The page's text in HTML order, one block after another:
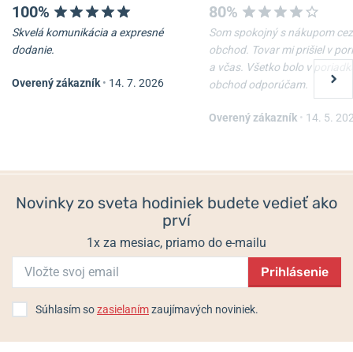
100%
Skvelá komunikácia a expresné
dodanie.
Overený zákazník • 14. 7. 2026
80%
Som spokojný s nákupom cez
obchod. Tovar mi prišiel v
a včas. Všetko bolo v
obchod odporúčam.
Overený zákazník • 14. 5.
Novinky zo sveta hodiniek budete vedieť ako
prví
1x za mesiac, priamo do e-mailu
Prihlásenie
Súhlasím sozasielanímzaujímavých noviniek.